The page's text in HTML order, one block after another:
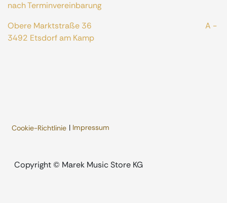
nach Terminvereinbarung
Obere Marktstraße 36 A -
3492 Etsdorf am Kamp
Cookie-Richtlinie | Impressum
​Copyright © Marek Music Store KG